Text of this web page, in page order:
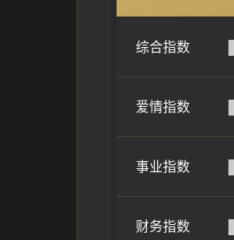
综合指数
爱情指数
事业指数
财务指数